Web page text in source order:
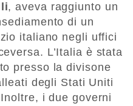
, aveva raggiunto un
di un
italiano negli uffici
L’Italia è stata
presso la divisone
degli Stati Uniti
i due governi